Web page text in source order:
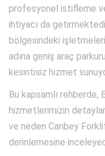
profesyonel istifleme
ihtiyacı da
bölgesindeki
adına geniş araç
kesintisiz hizmet
Bu kapsamlı rehberde,
hizmetlerimizin
ve neden Canbey
derinlemesine